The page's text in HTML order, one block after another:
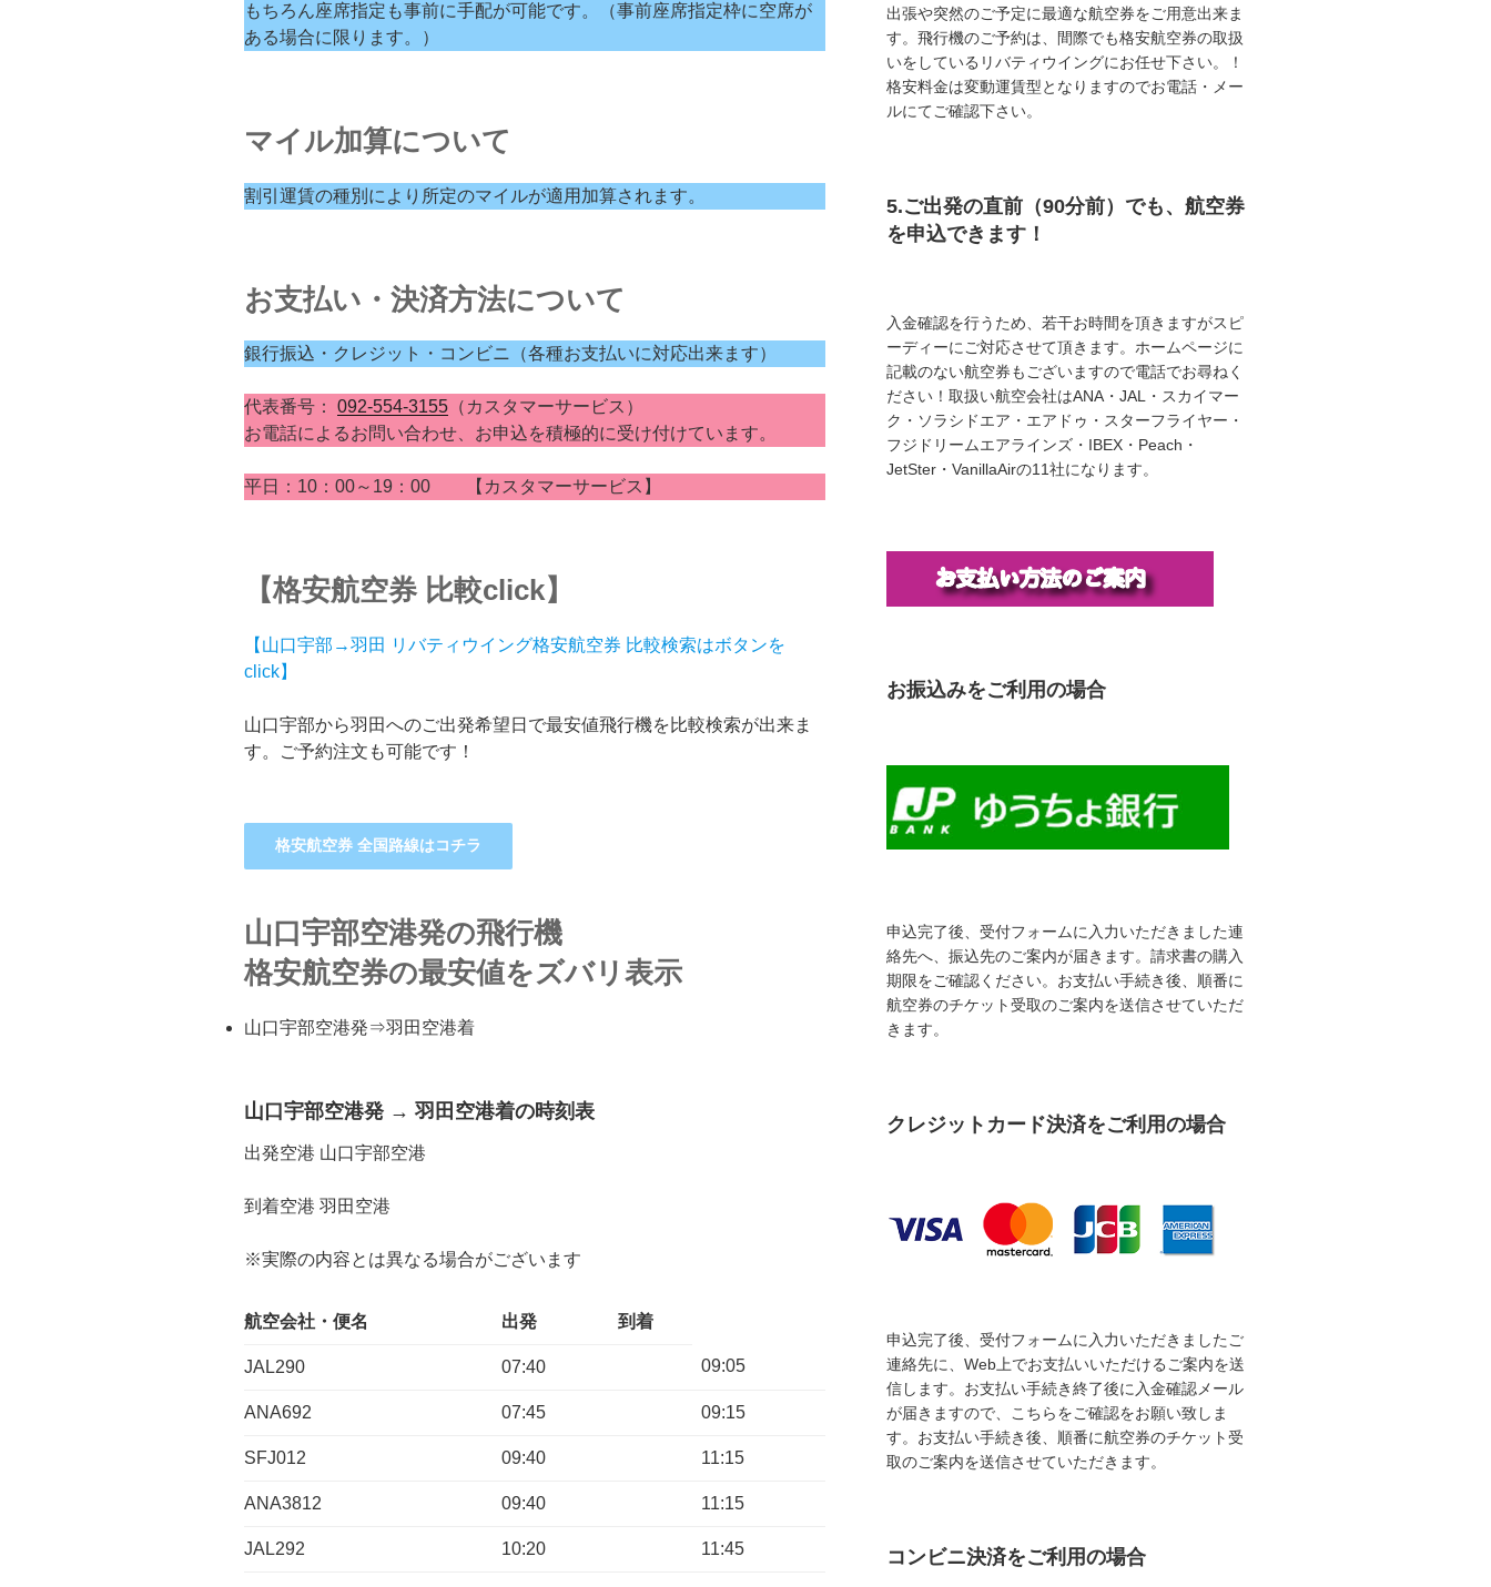
もちろん座席指定も事前に手配が可能です。（事前座席指定枠に空席が
ある場合に限ります。）
マイル加算について
割引運賃の種別により所定のマイルが適用加算されます。
お支払い・決済方法について
銀行振込・クレジット・コンビニ（各種お支払いに対応出来ます）
代表番号： 092-554-3155 （カスタマーサービス）
お電話によるお問い合わせ、お申込を積極的に受け付けています。
平日：10：00～19：00 【カスタマーサービス】
【格安航空券 比較click】
【山口宇部→羽田 リバティウイング格安航空券 比較検索はボタンを
click】
山口宇部から羽田へのご出発希望日で最安値飛行機を比較検索が出来ま
す。ご予約注文も可能です！
格安航空券 全国路線はコチラ
山口宇部空港発の飛行機
格安航空券の最安値をズバリ表示
山口宇部空港発⇒羽田空港着
山口宇部空港発 → 羽田空港着の時刻表
出発空港 山口宇部空港
到着空港 羽田空港
※実際の内容とは異なる場合がございます
航空会社・便名 出発 到着
JAL290 07:40 09:05
ANA692 07:45 09:15
SFJ012 09:40 11:15
ANA3812 09:40 11:15
JAL292 10:20 11:45
出張や突然のご予定に最適な航空券をご用意出来ま
す。飛行機のご予約は、間際でも格安航空券の取扱
いをしているリバティウイングにお任せ下さい。！
格安料金は変動運賃型となりますのでお電話・メー
ルにてご確認下さい。
5.ご出発の直前（90分前）でも、航空券
を申込できます！
入金確認を行うため、若干お時間を頂きますがスピ
ーディーにご対応させて頂きます。ホームページに
記載のない航空券もございますので電話でお尋ねく
ださい！取扱い航空会社はANA・JAL・スカイマー
ク・ソラシドエア・エアドゥ・スターフライヤー・
フジドリームエアラインズ・IBEX・Peach・
JetSter・VanillaAirの11社になります。
お振込みをご利用の場合
申込完了後、受付フォームに入力いただきました連
絡先へ、振込先のご案内が届きます。請求書の購入
期限をご確認ください。お支払い手続き後、順番に
航空券のチケット受取のご案内を送信させていただ
きます。
クレジットカード決済をご利用の場合
申込完了後、受付フォームに入力いただきましたご
連絡先に、Web上でお支払いいただけるご案内を送
信します。お支払い手続き終了後に入金確認メール
が届きますので、こちらをご確認をお願い致しま
す。お支払い手続き後、順番に航空券のチケット受
取のご案内を送信させていただきます。
コンビニ決済をご利用の場合